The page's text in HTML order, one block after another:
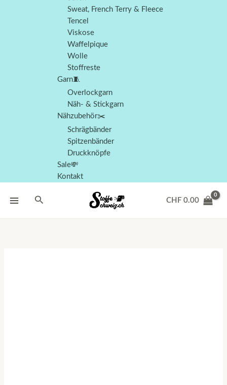
Sweat, French Terry & Fleece
Tencel
Viskose
Waffelpique
Wolle
Stoffreste
Garn🧵
Overlockgarn
Näh- & Stickgarn
Nähzubehör✂️
Schrägbänder
Spitzenbänder
Druckknöpfe
Sale💸
Kontakt
Suchen CHF 0.00